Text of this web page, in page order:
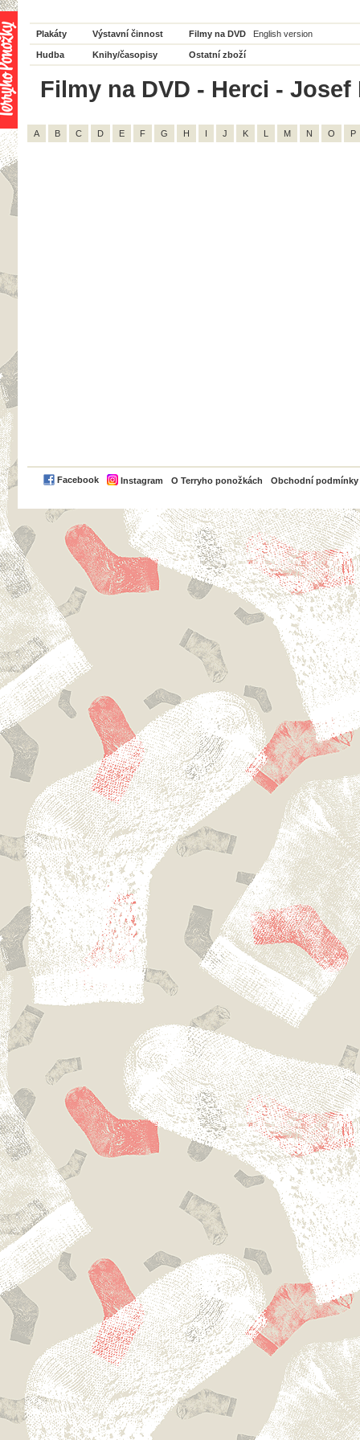
Plakáty Výstavní činnost Filmy na DVD English version
Hudba Knihy/časopisy Ostatní zboží
Filmy na DVD - Herci -
A B C D E F G H I J K L M N O P
Facebook Instagram O Terryho ponožkách Obchodní podmínky
PayPal